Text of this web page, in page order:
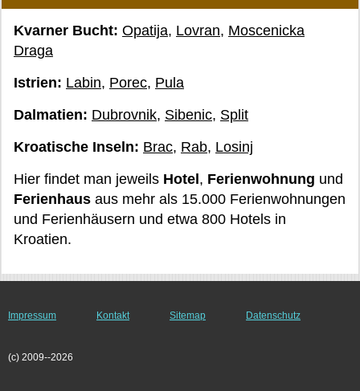
Kvarner Bucht: Opatija, Lovran, Moscenicka
Draga
Istrien: Labin, Porec, Pula
Dalmatien: Dubrovnik, Sibenic, Split
Kroatische Inseln: Brac, Rab, Losinj
Hier findet man jeweils Hotel, Ferienwohnung und
Ferienhaus aus mehr als 15.000 Ferienwohnungen
und Ferienhäusern und etwa 800 Hotels in
Kroatien.
Impressum Kontakt Sitemap Datenschutz
(c) 2009--2026